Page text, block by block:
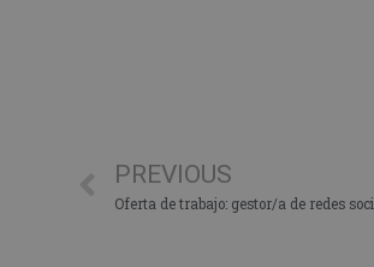
PREVIOUS
Oferta de trabajo: gestor/a de redes